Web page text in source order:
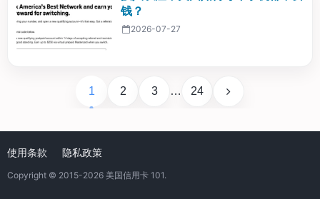
钱？
2026-07-27
1 2 3 … 24
使用条款 隐私政策
Copyright © 2015-2026 美国信用卡 101.